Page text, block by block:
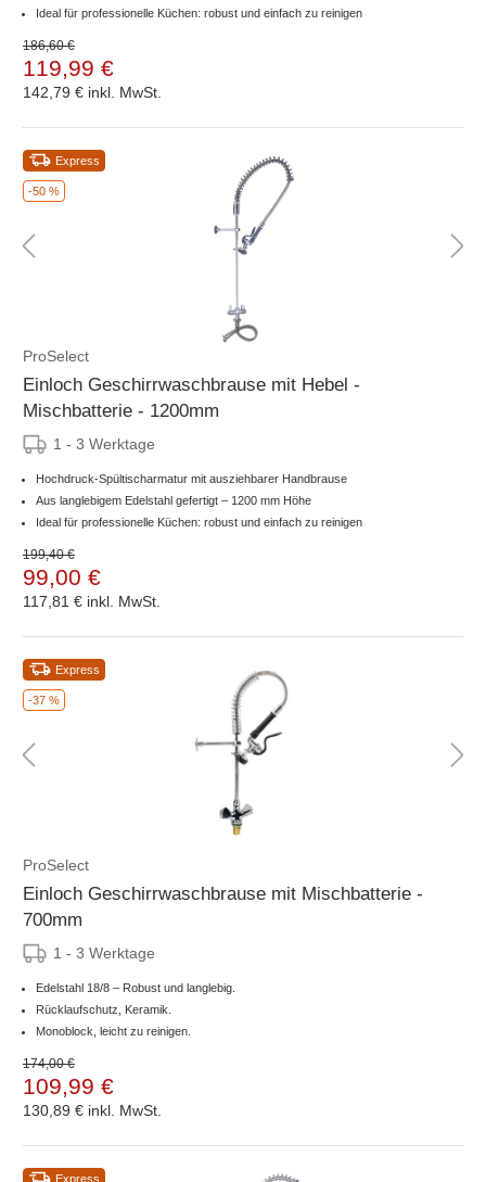
Ideal für professionelle Küchen: robust und einfach zu reinigen
186,60 €
119,99 €
142,79 € inkl. MwSt.
-50 %
Express
ProSelect
Einloch Geschirrwaschbrause mit Hebel -
Mischbatterie - 1200mm
1 - 3 Werktage
Hochdruck-Spültischarmatur mit ausziehbarer Handbrause
Aus langlebigem Edelstahl gefertigt – 1200 mm Höhe
Ideal für professionelle Küchen: robust und einfach zu reinigen
199,40 €
99,00 €
117,81 € inkl. MwSt.
-37 %
Express
ProSelect
Einloch Geschirrwaschbrause mit Mischbatterie -
700mm
1 - 3 Werktage
Edelstahl 18/8 – Robust und langlebig.
Rücklaufschutz, Keramik.
Monoblock, leicht zu reinigen.
174,00 €
109,99 €
130,89 € inkl. MwSt.
Express